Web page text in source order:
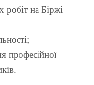
робіт на Біржі
професійної